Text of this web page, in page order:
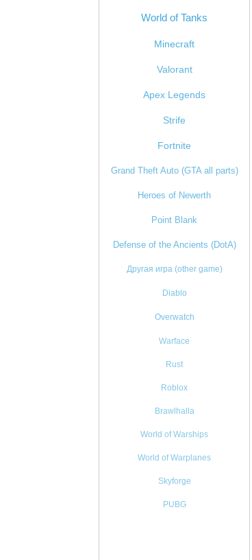
World of Tanks
Minecraft
Valorant
Apex Legends
Strife
Fortnite
Grand Theft Auto (GTA all parts)
Heroes of Newerth
Point Blank
Defense of the Ancients (DotA)
Другая игра (other game)
Diablo
Overwatch
Warface
Rust
Roblox
Brawlhalla
World of Warships
World of Warplanes
Skyforge
PUBG